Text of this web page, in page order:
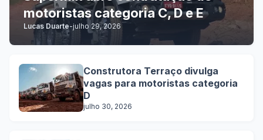
motoristas categoria C, D e E
Lucas Duarte-julho 29, 2026
Construtora Terraço divulga
vagas para motoristas categoria
D
julho 30, 2026